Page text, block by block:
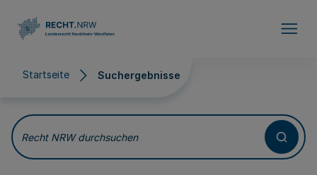
Startseite Suchergebnisse
Suchergebnisse
Recht NRW durchsuchen